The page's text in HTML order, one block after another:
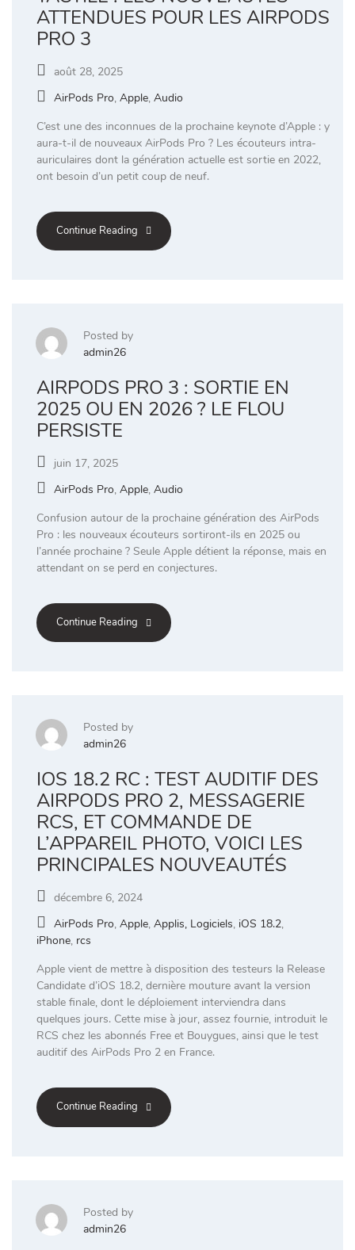
ATTENDUES POUR LES AIRPODS
PRO 3
août 28, 2025
AirPods Pro, Apple, Audio
C’est une des inconnues de la prochaine keynote d’Apple : y
aura-t-il de nouveaux AirPods Pro ? Les écouteurs intra-
auriculaires dont la génération actuelle est sortie en 2022,
ont besoin d’un petit coup de neuf.
Continue Reading
Posted by
admin26
AIRPODS PRO 3 : SORTIE EN
2025 OU EN 2026 ? LE FLOU
PERSISTE
juin 17, 2025
AirPods Pro, Apple, Audio
Confusion autour de la prochaine génération des AirPods
Pro : les nouveaux écouteurs sortiront-ils en 2025 ou
l’année prochaine ? Seule Apple détient la réponse, mais en
attendant on se perd en conjectures.
Continue Reading
Posted by
admin26
IOS 18.2 RC : TEST AUDITIF DES
AIRPODS PRO 2, MESSAGERIE
RCS, ET COMMANDE DE
L’APPAREIL PHOTO, VOICI LES
PRINCIPALES NOUVEAUTÉS
décembre 6, 2024
AirPods Pro, Apple, Applis, Logiciels, iOS 18.2,
iPhone, rcs
Apple vient de mettre à disposition des testeurs la Release
Candidate d’iOS 18.2, dernière mouture avant la version
stable finale, dont le déploiement interviendra dans
quelques jours. Cette mise à jour, assez fournie, introduit le
RCS chez les abonnés Free et Bouygues, ainsi que le test
auditif des AirPods Pro 2 en France.
Continue Reading
Posted by
admin26